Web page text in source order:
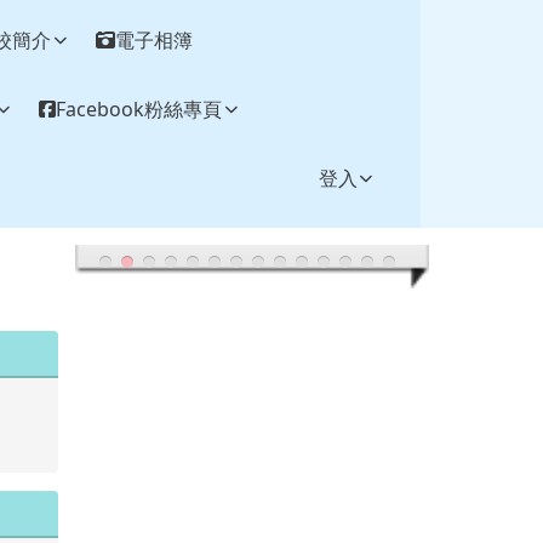
簡介 電子相簿
Facebook粉絲專頁
登入